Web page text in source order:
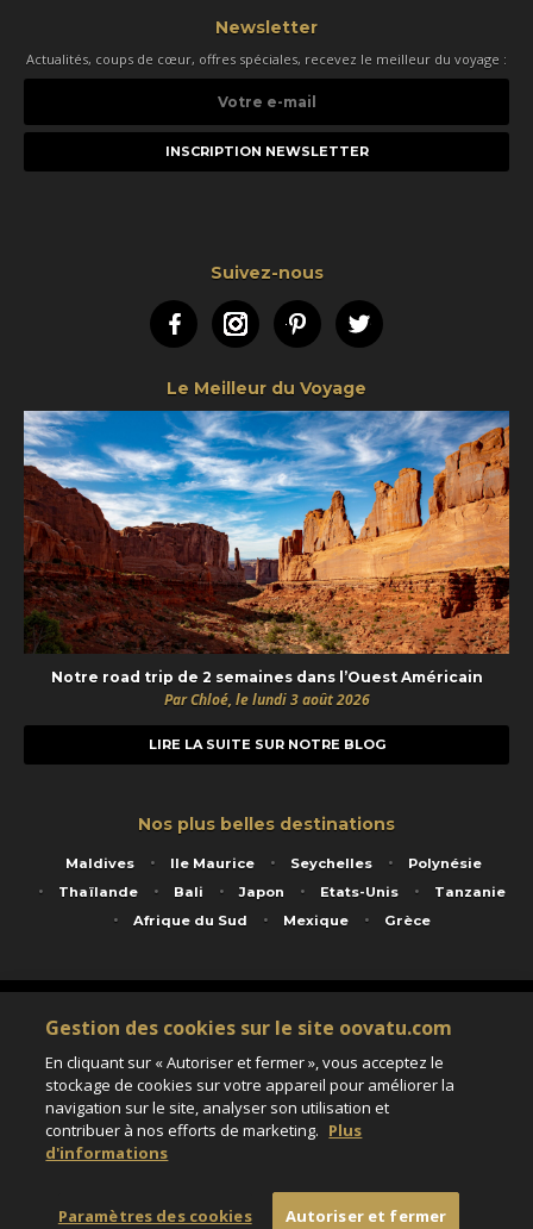
Newsletter
Actualités, coups de cœur, offres spéciales, recevez le meilleur du voyage :
e-
Suivez-nous
FacebookInstagramPinterestTwitter
Le Meilleur du Voyage
Notre road trip de 2 semaines dans l’Ouest Américain
Par Chloé, le lundi 3 août 2026
LIRE LA SUITE SUR NOTRE BLOG
Nos plus belles destinations
Maldives Ile Maurice Seychelles
Polynésie
Thaïlande
Bali Japon Etats-Unis
Tanzanie
Afrique du Sud
Mexique Grèce
Service animé par Nautil Voyages - 22 rue Georges Picquart 75017 Paris - S.A.S
au capital de 155 696 euros - RCS Paris B 423 671 973 - Code APE 7911Z
Matricule Atout France IM075100020 - Garantie financière Groupama - Agrément IATA
Assurance responsabilité civile et professionnelle HISCOX RCP0081066
Paramètres des cookies
Gestion des cookies sur le site oovatu.com
En cliquant sur « Autoriser et fermer », vous acceptez le
stockage de cookies sur votre appareil pour améliorer la
navigation sur le site, analyser son utilisation et
contribuer à nos efforts de marketing. Plus
d'informations
Paramètres des cookies Autoriser et fermer